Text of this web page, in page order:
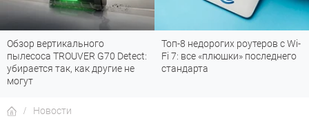
Обзор вертикального
пылесоса TROUVER G70 Detect:
убирается так, как другие не
могут
Топ-8 недорогих роутеров с Wi-
Fi 7: все «плюшки» последнего
стандарта
Новости